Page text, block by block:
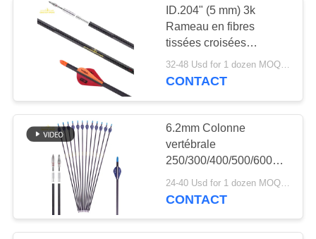
Flèches de la
jeunesse
Flèches de pratique
en matière d'enfants
ID.204" (5 mm) 3k
Rameau en fibres
tissées croisées
250/3000/350/400/500
flèches de chasse à la
32-48 Usd for 1 dozen MOQ:2 douzaines
CONTACT
6.2mm Colonne
vertébrale
250/300/400/500/600
Flèches de chasse
budgétaires.003"
CONTACT